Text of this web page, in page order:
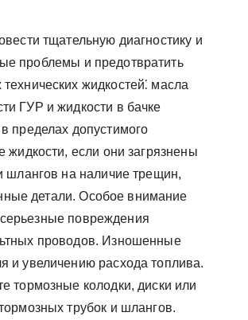
тщательную диагностику и
проблемы и предотвратить
жидкостей⁚ масла
ГУР и жидкости в бачке
пределах допустимого
жидкости, если они загрязнены
шлангов на наличие трещин,
детали. Особое внимание
повреждения
проводов. Изношенные
и увеличению расхода топлива.
тормозные колодки, диски или
трубок и шлангов.